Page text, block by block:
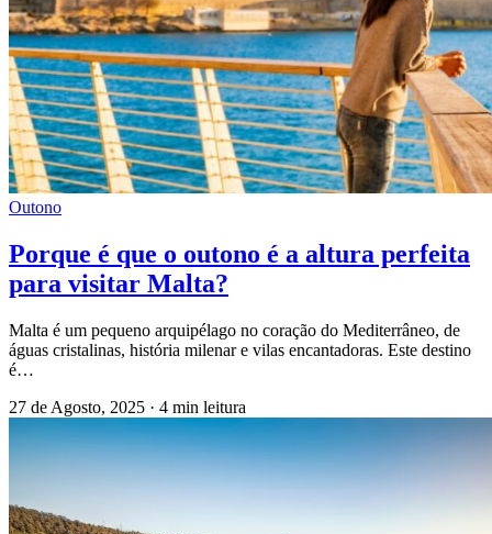
Outono
Porque é que o outono é a altura perfeita
para visitar Malta?
Malta é um pequeno arquipélago no coração do Mediterrâneo, de
águas cristalinas, história milenar e vilas encantadoras. Este destino
é…
27 de Agosto, 2025 · 4 min leitura